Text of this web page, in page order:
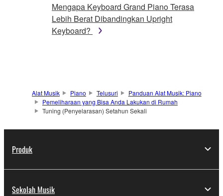
Mengapa Keyboard Grand Piano Terasa
Lebih Berat Dibandingkan Upright
Keyboard?
Alat Musik Piano Telusuri
Panduan Alat Musik: Piano
Pemeliharaan yang Bisa Anda Lakukan di Rumah
Tuning (Penyelarasan) Setahun Sekali
Produk
Sekolah Musik